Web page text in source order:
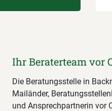
Ihr Beraterteam vor
Die Beratungsstelle in
Mailänder,
und Ansprechpartnerin vor